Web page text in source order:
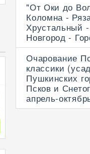
"От Оки до
Коломна -
Хрустальный
Новгород -
Очарование
классики
Пушкинских
Псков и
апрель-